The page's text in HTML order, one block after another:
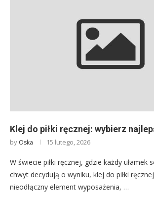
Klej do piłki ręcznej: wybierz
by Oska 15 lutego, 2026
W świecie piłki ręcznej, gdzie każdy ułamek
chwyt decydują o wyniku, klej do piłki
nieodłączny element wyposażenia, …